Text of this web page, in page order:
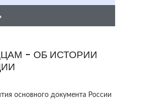
- ОБ ИСТОРИИ
основного документа России